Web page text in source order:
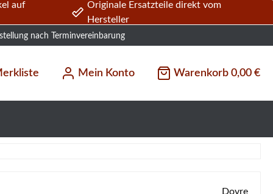
auf
Originale Ersatzteile direkt vom
Hersteller
nach Terminvereinbarung
Mein Konto Warenkorb 0,00 €
Dovre